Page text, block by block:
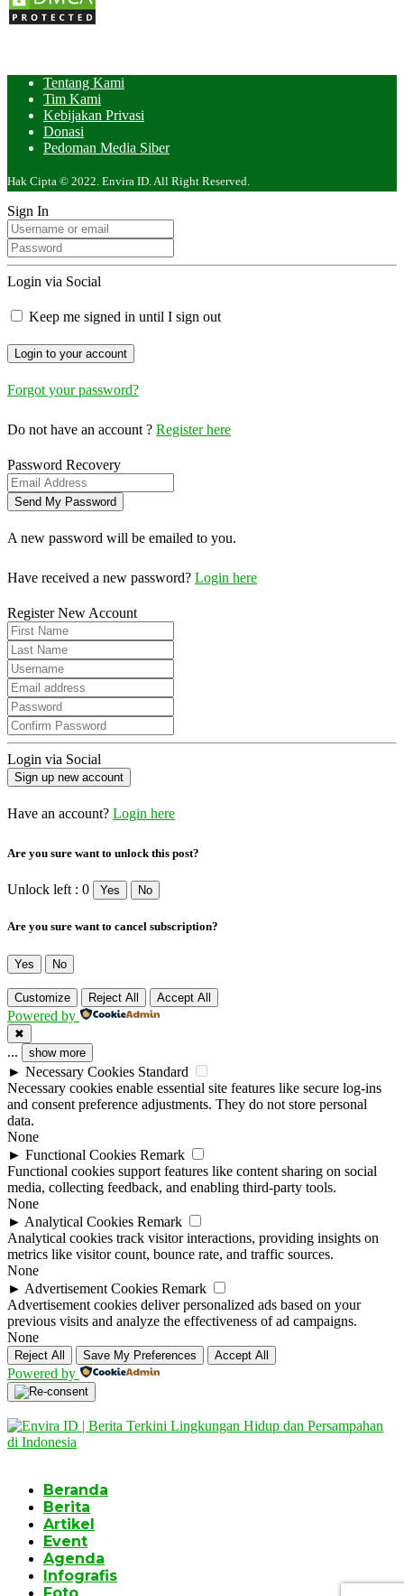
Tentang Kami
Tim Kami
Kebijakan Privasi
Donasi
Pedoman Media Siber
Hak Cipta © 2022. Envira ID. All Right Reserved.
Sign In
Login via Social
Keep me signed in until I sign out
Forgot your password?
Do not have an account ? Register here
Password Recovery
A new password will be emailed to you.
Have received a new password? Login here
Register New Account
Login via Social
Have an account? Login here
Are you sure want to unlock this post?
Unlock left : 0 Yes No
Are you sure want to cancel subscription?
Yes No
Customize Reject All Accept All
Powered by
✖
... show more
► Necessary Cookies Standard
Necessary cookies enable essential site features like secure log-ins
and consent preference adjustments. They do not store personal
data.
None
► Functional Cookies Remark
Functional cookies support features like content sharing on social
media, collecting feedback, and enabling third-party tools.
None
► Analytical Cookies Remark
Analytical cookies track visitor interactions, providing insights on
metrics like visitor count, bounce rate, and traffic sources.
None
► Advertisement Cookies Remark
Advertisement cookies deliver personalized ads based on your
previous visits and analyze the effectiveness of ad campaigns.
None
Reject All Save My Preferences Accept All
Powered by
Beranda
Berita
Artikel
Event
Agenda
Infografis
Foto